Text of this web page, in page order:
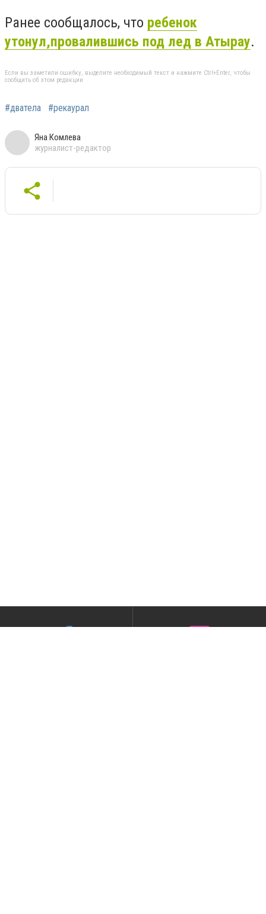
Ранее сообщалось, что ребенок
утонул,провалившись под лед в Атырау.
Если вы заметили ошибку, выделите необходимый текст и нажмите Ctrl+Enter, чтобы
сообщить об этом редакции
#дватела #рекаурал
Яна Комлева
журналист-редактор